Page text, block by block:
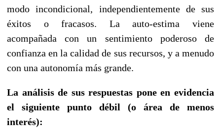
modo incondicional, independientemente de sus
éxitos o fracasos. La auto-estima viene
acompañada con un sentimiento poderoso de
confianza en la calidad de sus recursos, y a menudo
con una autonomía más grande.
La análisis de sus respuestas pone en evidencia
el siguiente punto débil (o área de menos
interés):